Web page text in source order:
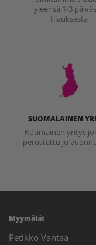
yleensä 1-3
tilauksesta
SUOMALAINEN
Kotimainen yritys
perustettu jo
Myymälät
Petikko Vantaa